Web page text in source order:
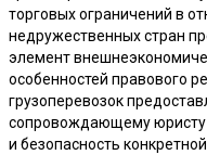
торговых ограничений в
недружественных стран
элемент
особенностей правового
грузоперевозок
сопровождающему юристу
и безопасность